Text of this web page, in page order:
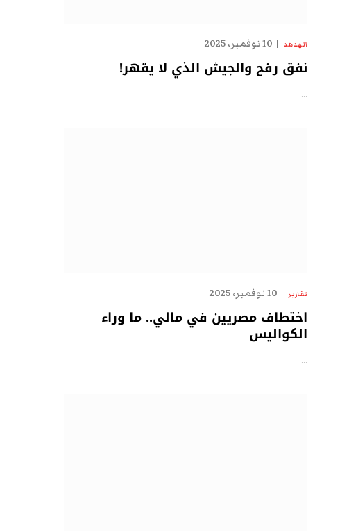
الهدهد 10 نوفمبر، 2025
نفق رفح والجيش الذي لا يقهر!
…
تقارير 10 نوفمبر، 2025
اختطاف مصريين في مالي.. ما وراء
الكواليس
…